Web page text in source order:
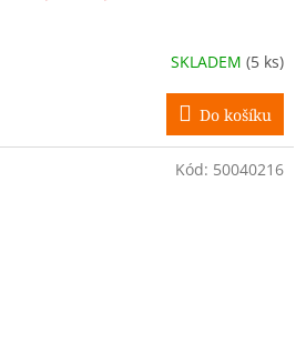
SKLADEM (5 ks)
Do košíku
Kód: 50040216